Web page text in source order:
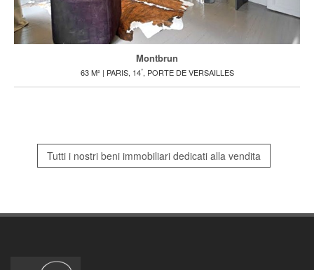
Montbrun
63 M² | PARIS, 14°, PORTE DE VERSAILLES
Tutti i nostri beni immobiliari dedicati alla vendita